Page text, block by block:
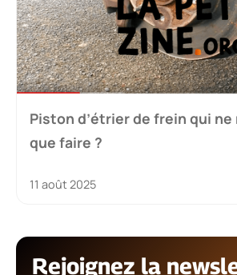
Piston d’étrier de frein qui
que faire ?
11 août 2025
Rejoignez la